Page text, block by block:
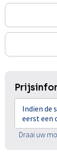
Indien de
eerst een
Draai uw